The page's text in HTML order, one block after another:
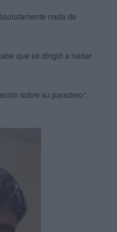
nada de
que se dirigió a nadar
sobre su paradero”,